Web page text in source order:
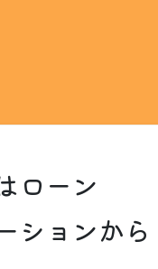
ローン
ションから